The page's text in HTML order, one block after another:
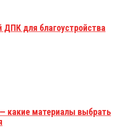
ДПК для благоустройства
какие материалы выбрать